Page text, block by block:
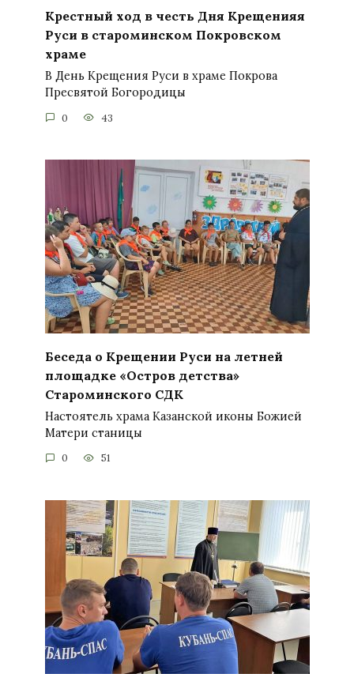
Крестный ход в честь Дня Крещенияя
Руси в староминском Покровском
храме
В День Крещения Руси в храме Покрова
Пресвятой Богородицы
0 43
Беседа о Крещении Руси на летней
площадке «Остров детства»
Староминского СДК
Настоятель храма Казанской иконы Божией
Матери станицы
0 51